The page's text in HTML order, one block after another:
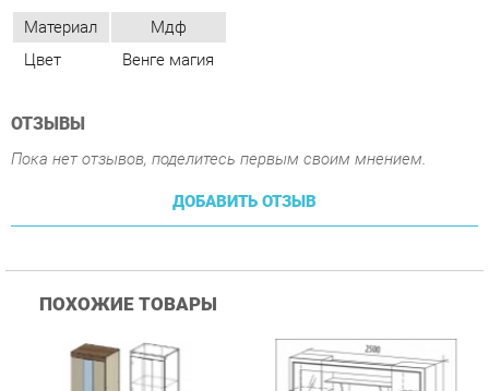
Пока нет отзывов, поделитесь первым своим мнением.
ДОБАВИТЬ ОТЗЫВ
ПОХОЖИЕ ТОВАРЫ
Гостиная Стиль
Атлантида-2 Венге-дуб
Гостиная Витра
Симфония 7.10